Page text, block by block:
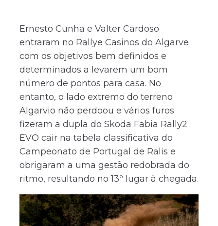
Ernesto Cunha e Valter Cardoso
entraram no Rallye Casinos do Algarve
com os objetivos bem definidos e
determinados a levarem um bom
número de pontos para casa. No
entanto, o lado extremo do terreno
Algarvio não perdoou e vários furos
fizeram a dupla do Skoda Fabia Rally2
EVO cair na tabela classificativa do
Campeonato de Portugal de Ralis e
obrigaram a uma gestão redobrada do
ritmo, resultando no 13º lugar à chegada.